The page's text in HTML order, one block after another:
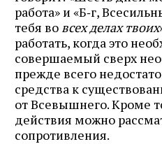
работа» и «Б‑г,
тебя во всех делах твоих
работать, когда это
совершаемый сверх
прежде всего
средства к
от Всевышнего. Кроме
действия можно
сопротивления.